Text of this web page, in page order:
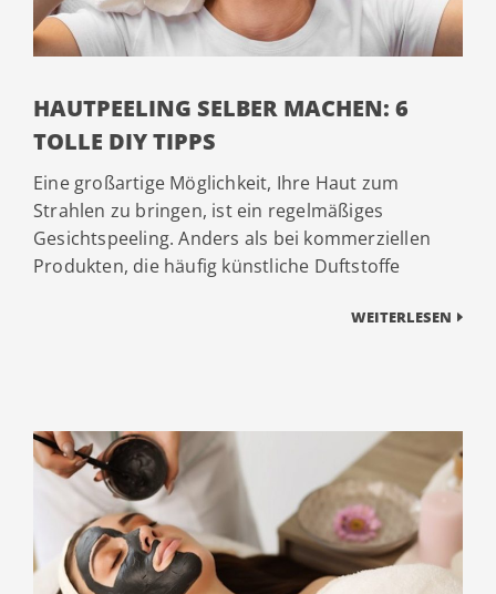
HAUTPEELING SELBER MACHEN: 6
TOLLE DIY TIPPS
Eine großartige Möglichkeit, Ihre Haut zum
Strahlen zu bringen, ist ein regelmäßiges
Gesichtspeeling. Anders als bei kommerziellen
Produkten, die häufig künstliche Duftstoffe
WEITERLESEN